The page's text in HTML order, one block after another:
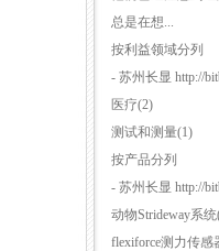
总是在想...
按利益领域分列
- 苏州长显 http://
医疗(2)
测试和测量(1)
按产品分列
- 苏州长显 http://
动物Strideway系统
flexiforce测力传感